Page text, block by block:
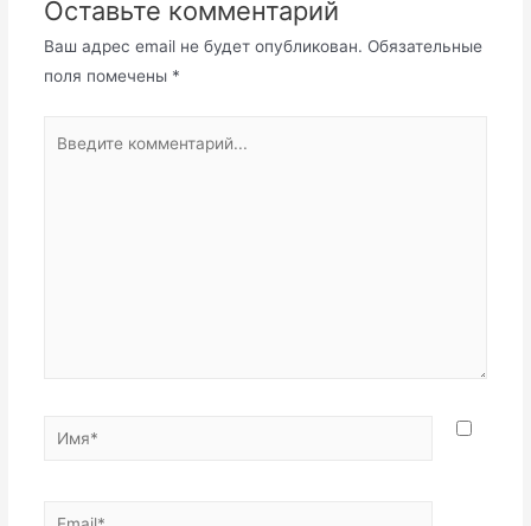
Оставьте комментарий
Ваш адрес email не будет опубликован. Обязательные
поля помечены *
Имя*
Email*